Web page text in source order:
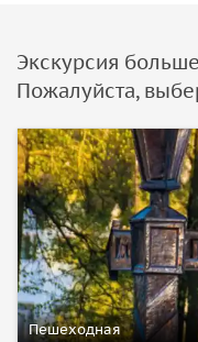
Экскурсия
Пожалуйста,
Пешеходная